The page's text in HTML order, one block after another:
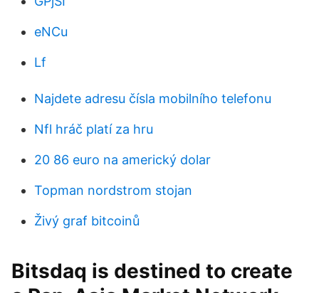
eNCu
Lf
Najdete adresu čísla mobilního telefonu
Nfl hráč platí za hru
20 86 euro na americký dolar
Topman nordstrom stojan
Živý graf bitcoinů
Bitsdaq is destined to create